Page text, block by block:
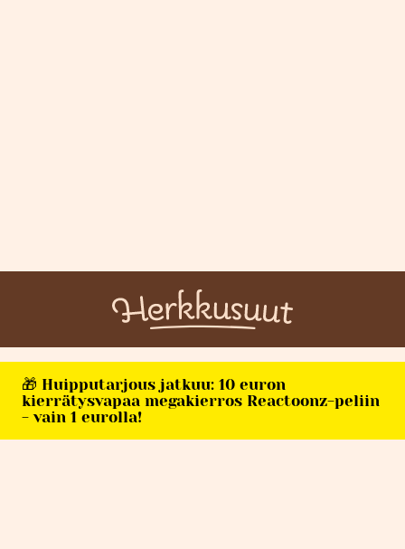
🎁 Huipputarjous jatkuu: 10 euron
kierrätysvapaa megakierros Reactoonz-peliin
- vain 1 eurolla!